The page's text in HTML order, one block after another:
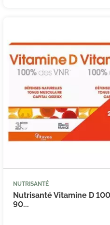

NUTRISANTÉ
Nutrisanté Vitamine D
90...